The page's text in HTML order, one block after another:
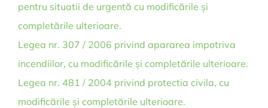
pentru situatii de urgentă cu modificările și
completările ulterioare.
Legea nr. 307 / 2006 privind apararea impotriva
incendiilor, cu modificările și completările ulterioare.
Legea nr. 481 / 2004 privind protectia civila, cu
modificările și completările ulterioare.